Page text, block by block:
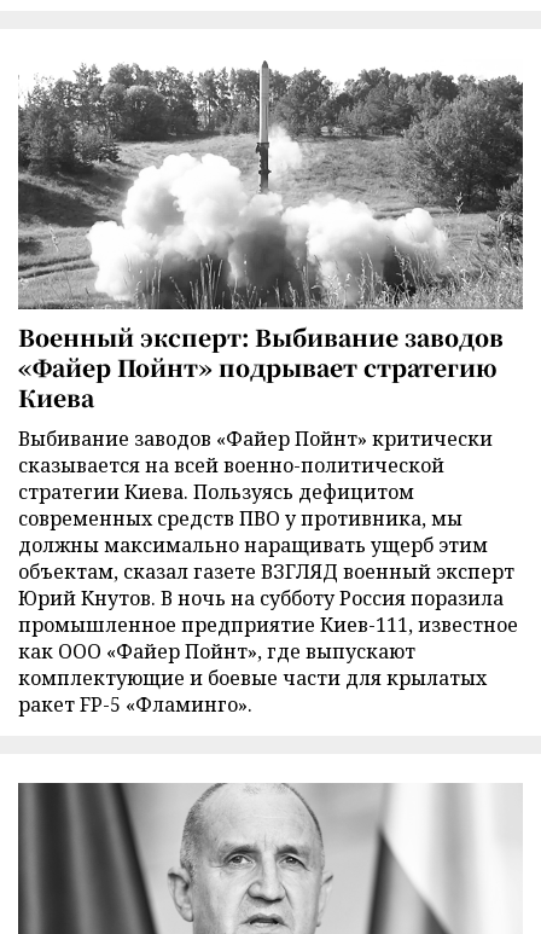
Военный эксперт: Выбивание заводов
«Файер Пойнт» подрывает стратегию
Киева
Выбивание заводов «Файер Пойнт» критически
сказывается на всей военно-политической
стратегии Киева. Пользуясь дефицитом
современных средств ПВО у противника, мы
должны максимально наращивать ущерб этим
объектам, сказал газете ВЗГЛЯД военный эксперт
Юрий Кнутов. В ночь на субботу Россия поразила
промышленное предприятие Киев-111, известное
как ООО «Файер Пойнт», где выпускают
комплектующие и боевые части для крылатых
ракет FP-5 «Фламинго».